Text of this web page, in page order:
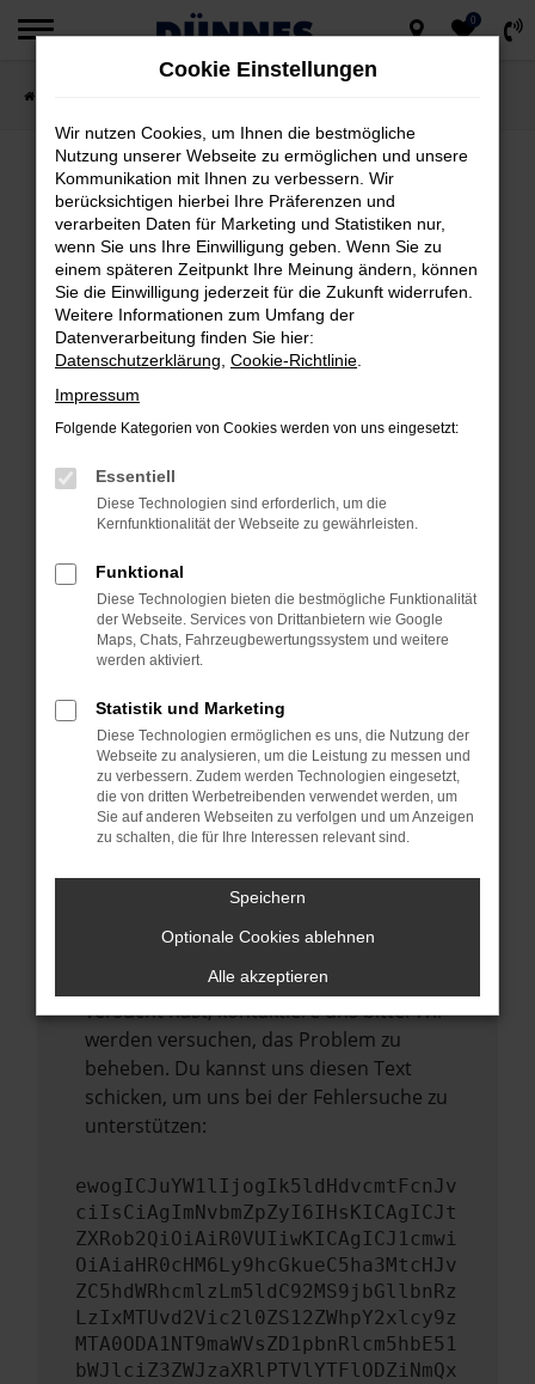
Zum
springen
0
FEHLER: NETWORK ERROR
Beim Laden ist ein Fehler aufgetreten.
Hier sind ein paar Tipps, die dir helfen können:
Überprüfe deine Firewall und deine
Internetverbindung.
Laden andere Webseiten, zum Beispiel
deine Suchmaschine?
Prüfe deine Browsererweiterungen.
Manche Erweiterungen, wie Werbeblocker,
können das Laden bestimmter Seiten
anderen Browser oder in einem privaten
Fenster?
Starte dein Gerät neu.
vorübergehende Probleme zu beheben.
Stelle sicher, dass dein Browser und dein
Betriebssystem auf dem neuesten Stand
sind.
Veraltete Software birgt nicht nur ein
führen, dass bestimmte Funktionen nicht
mehr unterstützt werden.
Wende dich an den Webseitenbetreiber.
Wenn du alle oben genannten Schritte
versucht hast, kontaktiere uns bitte. Wir
werden versuchen, das Problem zu
beheben. Du kannst uns diesen Text
schicken, um uns bei der Fehlersuche zu
unterstützen:
ewogICJuYW1lIjogIk5ldHdvcmtFcnJv
ciIsCiAgImNvbmZpZyI6IHsKICAgICJt
ZXRob2QiOiAiR0VUIiwKICAgICJ1cmwi
OiAiaHR0cHM6Ly9hcGkueC5ha3MtcHJv
ZC5hdWRhcmlzLm5ldC92MS9jbGllbnRz
LzIxMTUvd2Vic2l0ZS12ZWhpY2xlcy9z
MTA0ODA1NT9maWVsZD1pbnRlcm5hbE51
bWJlciZ3ZWJzaXRlPTVlYTFlODZiNmQx
Cookie Einstellungen
Wir nutzen Cookies, um Ihnen die bestmögliche
Nutzung unserer Webseite zu ermöglichen und unsere
Kommunikation mit Ihnen zu verbessern. Wir
berücksichtigen hierbei Ihre Präferenzen und
verarbeiten Daten für Marketing und Statistiken nur,
wenn Sie uns Ihre Einwilligung geben. Wenn Sie zu
einem späteren Zeitpunkt Ihre Meinung ändern, können
Sie die Einwilligung jederzeit für die Zukunft widerrufen.
Weitere Informationen zum Umfang der
Datenverarbeitung finden Sie hier:
Datenschutzerklärung Cookie-Richtlinie
Impressum
Folgende Kategorien von Cookies werden von uns eingesetzt:
Essentiell
Diese Technologien sind erforderlich, um die
Kernfunktionalität der Webseite zu gewährleisten.
Funktional
Diese Technologien bieten die bestmögliche Funktionalität
der Webseite. Services von Drittanbietern wie Google
Maps, Chats, Fahrzeugbewertungssystem und weitere
werden aktiviert.
Statistik und Marketing
Diese Technologien ermöglichen es uns, die Nutzung der
Webseite zu analysieren, um die Leistung zu messen und
zu verbessern. Zudem werden Technologien eingesetzt,
die von dritten Werbetreibenden verwendet werden, um
Sie auf anderen Webseiten zu verfolgen und um Anzeigen
zu schalten, die für Ihre Interessen relevant sind.
Speichern
Optionale Cookies ablehnen
Alle akzeptieren